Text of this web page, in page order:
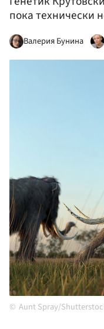
пока технически
Валерия Бунина
Aunt Spray/